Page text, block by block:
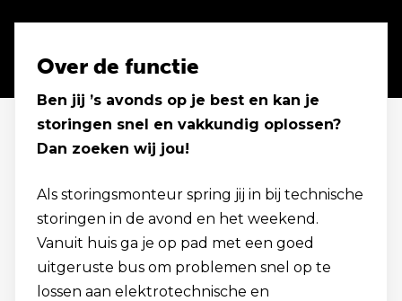
Over de functie
Ben jij ’s avonds op je best en kan je
storingen snel en vakkundig oplossen?
Dan zoeken wij jou!
Als storingsmonteur spring jij in bij technische
storingen in de avond en het weekend.
Vanuit huis ga je op pad met een goed
uitgeruste bus om problemen snel op te
lossen aan elektrotechnische en